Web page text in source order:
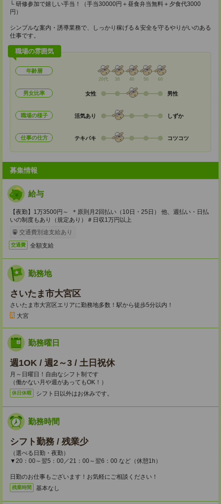
└ 研修参加で嬉しい手当！（手当30000円＋昼食弁当無料＋夕食代3000
円）
シンプルな案内・誘導業務で、しっかり稼げる＆安全を守るやりがいのある
仕事です。
職場の雰囲気
年齢層
20代 30 40 50 60
男女比率 女性 男性
職場の様子 活気あり しずか
仕事の仕方 テキパキ コツコツ
募集情報
給与
【夜勤】1万3500円～ ＊原則月2回払い（10日・25日） 他、週払い・日払
いの制度もあり（規定あり）＃日収1万円以上
交通費別途支給あり
交通費 全額支給
勤務地
さいたま市大宮区
さいたま市大宮区エリアに勤務地多数！駅から徒歩5分以内！
大宮
勤務曜日
週1OK / 週2～3 / 土日祝休
月～日曜日！自由なシフト制です
（働かない月や週があってもOK！）
休日休暇 シフト日以外はお休みです。
勤務時間
シフト勤務 / 残業少
（選べる日勤・夜勤）
▼20：00～翌5：00／21：00～翌6：00 など（休憩1h）
日勤のお仕事もございます！お気軽にご相談ください！
残業時間 基本なし